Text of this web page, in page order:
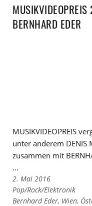
BERNHARD EDER
MUSIKVIDEOPREIS
unter anderem DENIS
zusammen mit
…
2. Mai 2016
Links
zu
Pop/Rock/Elektronik
Links
Bernhard Eder, Wien,